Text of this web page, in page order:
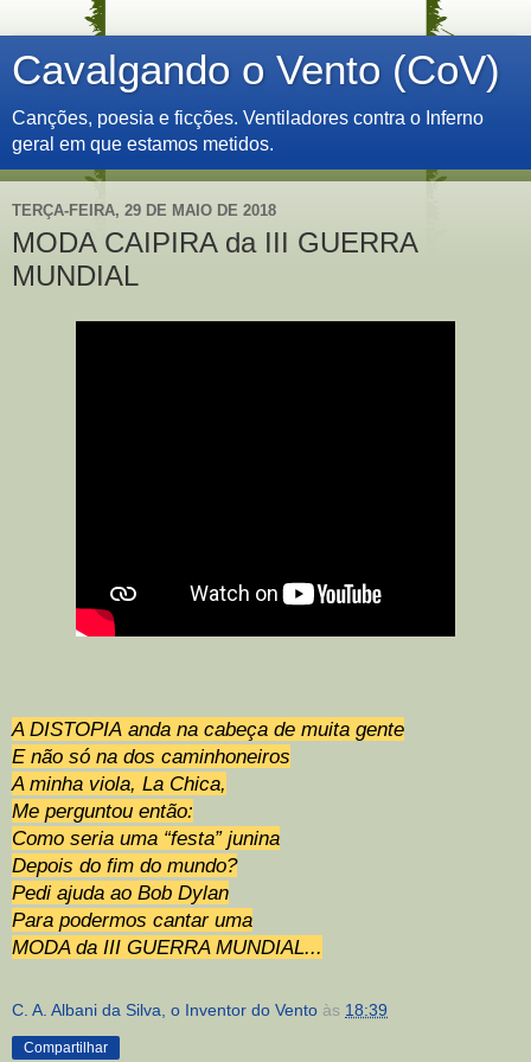
Cavalgando o Vento (CoV)
Canções, poesia e ficções. Ventiladores contra o Inferno
geral em que estamos metidos.
TERÇA-FEIRA, 29 DE MAIO DE 2018
MODA CAIPIRA da III GUERRA
MUNDIAL
A DISTOPIA anda na cabeça de muita gente
E não só na dos caminhoneiros
A minha viola, La Chica,
Me perguntou então:
Como seria uma “festa” junina
Depois do fim do mundo?
Pedi ajuda ao Bob Dylan
Para podermos cantar uma
MODA da III GUERRA MUNDIAL...
C. A. Albani da Silva, o Inventor do Vento às 18:39
Compartilhar